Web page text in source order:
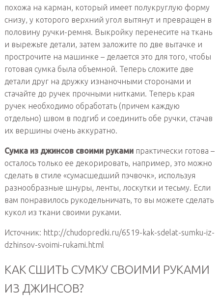
похожа на карман, который имеет полукруглую форму
снизу, у которого верхний угол вытянут и превращен в
половину ручки-ремня. Выкройку перенесите на ткань
и вырежьте детали, затем заложите по две вытачке и
прострочите на машинке – делается это для того, чтобы
готовая сумка была объемной. Теперь сложите две
детали друг на дружку изнаночными сторонами и
стачайте до ручек прочными нитками. Теперь края
ручек необходимо обработать (причем каждую
отдельно) швом в подгиб и соединить обе ручки, стачав
их вершины очень аккуратно.
Сумка из джинсов своими рукамипрактически готова –
осталось только ее декорировать, например, это можно
сделать в стиле «сумасшедший пэчвочк», используя
разнообразные шнуры, ленты, лоскутки и тесьму. Если
вам понравилось рукодельничать, то вы можете сделать
кукол из ткани своими руками.
Источник: http://chudopredki.ru/6519-kak-sdelat-sumku-iz-
dzhinsov-svoimi-rukami.html
КАК СШИТЬ СУМКУ СВОИМИ РУКАМИ
ИЗ ДЖИНСОВ?